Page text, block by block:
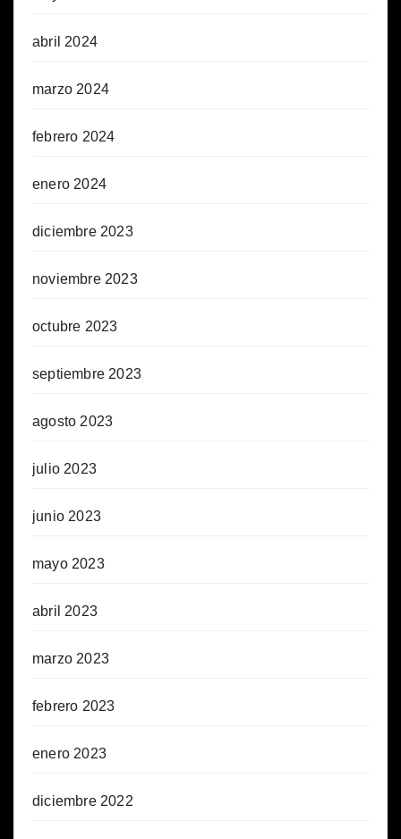
abril 2024
marzo 2024
febrero 2024
enero 2024
diciembre 2023
noviembre 2023
octubre 2023
septiembre 2023
agosto 2023
julio 2023
junio 2023
mayo 2023
abril 2023
marzo 2023
febrero 2023
enero 2023
diciembre 2022